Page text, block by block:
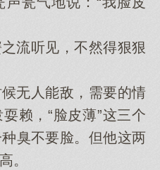
听见，不然得狠狠
无人能敌，需要的情
赖，“脸皮薄”这三个
臭不要脸。但他这两
。